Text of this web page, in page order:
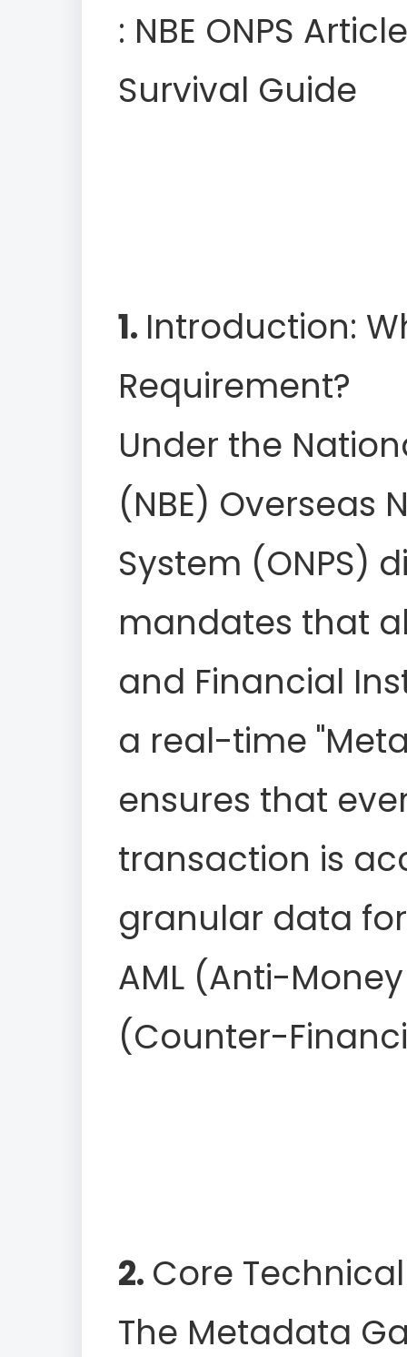
: NBE ONPS
Survival Guide
1. Introduction:
Requirement?
Under the
(NBE) Overseas
System (ONPS)
mandates that
and Financial
a real-time
ensures that
transaction is
granular data
AML (Anti-
(Counter-
2. Core
The Metadata